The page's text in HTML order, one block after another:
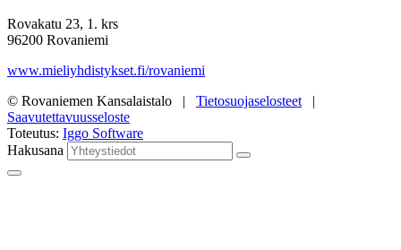
Rovakatu 23, 1. krs
96200 Rovaniemi
www.mieliyhdistykset.fi/rovaniemi
© Rovaniemen Kansalaistalo | Tietosuojaselosteet |
Saavutettavuusseloste
Toteutus: Iggo Software
Hakusana